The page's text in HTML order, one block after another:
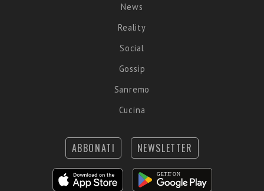
News
Reality
Social
Gossip
Sanremo
Cucina
ABBONATI NEWSLETTER